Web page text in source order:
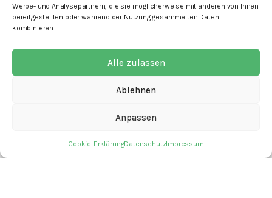
Werbe- und Analysepartnern, die sie möglicherweise mit anderen von Ihnen
bereitgestellten oder während der Nutzung gesammelten Daten
kombinieren.
Alle zulassen
Ablehnen
Anpassen
Cookie-ErklärungDatenschutzImpressum
Newsletter
Spenden
Datenschutz